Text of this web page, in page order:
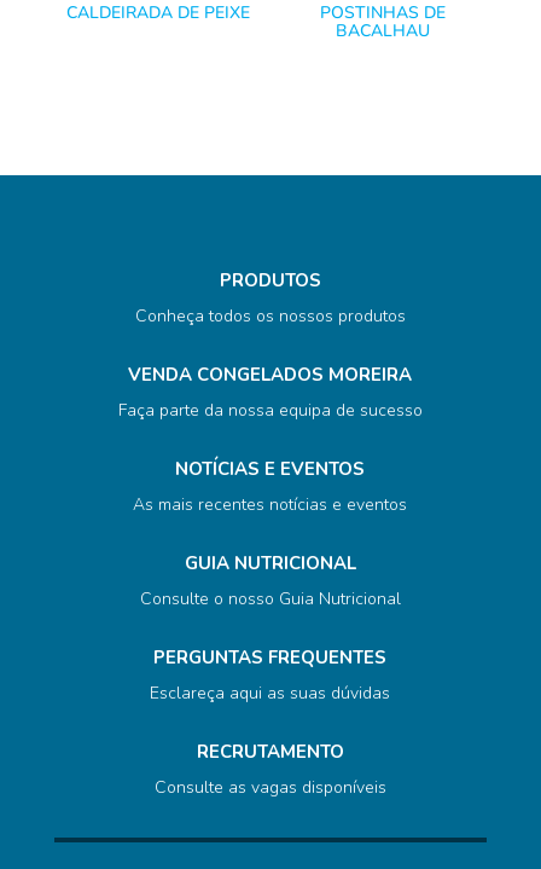
CALDEIRADA DE PEIXE POSTINHAS DE
BACALHAU
PRODUTOS
Conheça todos os nossos produtos
VENDA CONGELADOS MOREIRA
Faça parte da nossa equipa de sucesso
NOTÍCIAS E EVENTOS
As mais recentes notícias e eventos
GUIA NUTRICIONAL
Consulte o nosso Guia Nutricional
PERGUNTAS FREQUENTES
Esclareça aqui as suas dúvidas
RECRUTAMENTO
Consulte as vagas disponíveis